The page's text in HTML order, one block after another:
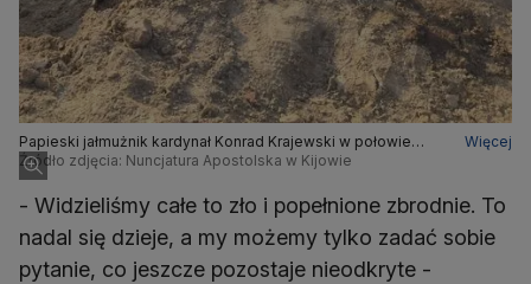
Papieski jałmużnik kardynał Konrad Krajewski w połowie
kwietnia 2022 roku był w Buczy, gdzie Rosjanie dokonali
zbrodni na cywilnych mieszkańcach
Więcej
Źródło zdjęcia: Nuncjatura Apostolska w Kijowie
- Widzieliśmy całe to zło i popełnione zbrodnie. To
nadal się dzieje, a my możemy tylko zadać sobie
pytanie, co jeszcze pozostaje nieodkryte -